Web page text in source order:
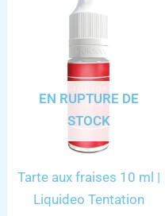
EN RUPTURE DE
STOCK
Tarte aux fraises 10 ml |
Liquideo Tentation